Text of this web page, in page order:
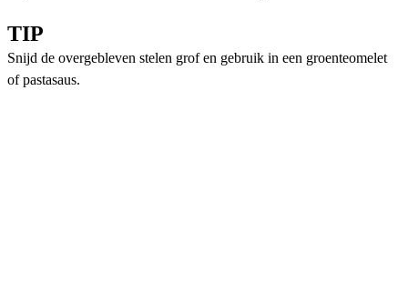
TIP
Snijd de overgebleven stelen grof en gebruik in een groenteomelet
of pastasaus.